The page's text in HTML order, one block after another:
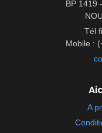
BP 1419
Tél
Mobile :
A